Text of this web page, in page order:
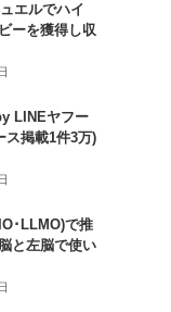
エルでハイ
ーを獲得し収
LINEヤフー
ス掲載1件3万)
･LLMO)で推
と左脳で使い